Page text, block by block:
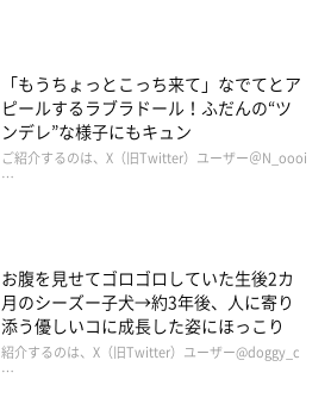
姿を見せてくれるコンちゃん。そんな
にとって「とにかく世界で一番愛おし
ながらどのようなことを思うのか、飼
きました。
ない宝物で、私にとってなくてはなら
「もうちょっとこっち来て」なでてとア
ピールするラブラドール！ふだんの“ツ
ンデレ”な様子にもキュン
ご紹介するのは、X（旧Twitter）ユーザー＠N_oooi
…
お腹を見せてゴロゴロしていた生後2カ
月のシーズー子犬→約3年後、人に寄り
添う優しいコに成長した姿にほっこり
紹介するのは、X（旧Twitter）ユーザー@doggy_c
…